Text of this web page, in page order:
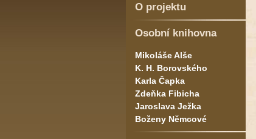
O projektu
Osobní knihovna
Mikoláše Alše
K. H. Borovského
Karla Čapka
Zdeňka Fibicha
Jaroslava Ježka
Boženy Němcové